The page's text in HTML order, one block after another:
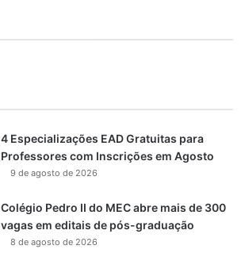
4 Especializações EAD Gratuitas para
Professores com Inscrições em Agosto
9 de agosto de 2026
Colégio Pedro II do MEC abre mais de 300
vagas em editais de pós-graduação
8 de agosto de 2026